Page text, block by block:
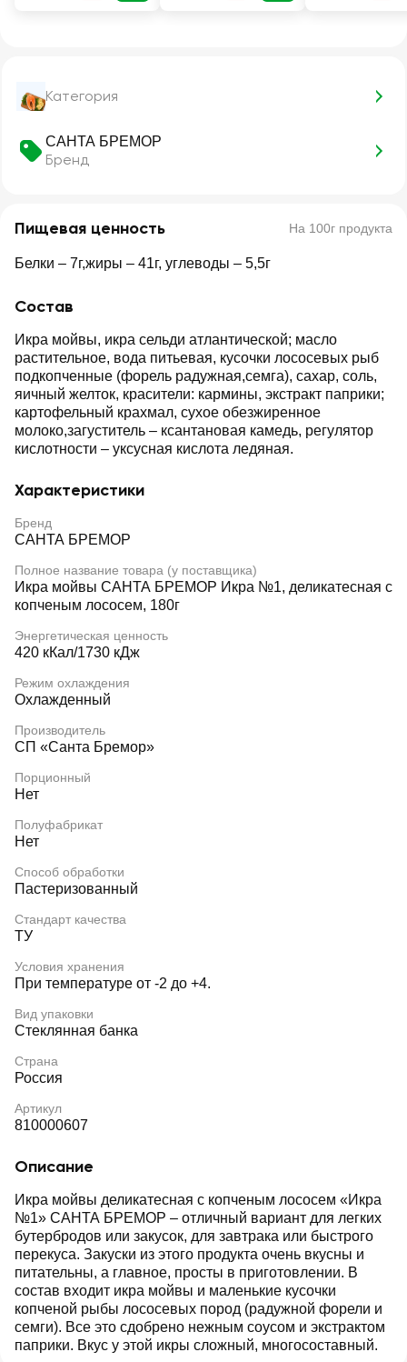
Категория
САНТА БРЕМОР
Бренд
Пищевая ценность На 100г продукта
Белки – 7г,жиры – 41г, углеводы – 5,5г
Состав
Икра мойвы, икра сельди атлантической; масло
растительное, вода питьевая, кусочки лососевых рыб
подкопченные (форель радужная,семга), сахар, соль,
яичный желток, красители: кармины, экстракт паприки;
картофельный крахмал, сухое обезжиренное
молоко,загуститель – ксантановая камедь, регулятор
кислотности – уксусная кислота ледяная.
Характеристики
Бренд
САНТА БРЕМОР
Полное название товара (у поставщика)
Икра мойвы САНТА БРЕМОР Икра №1, деликатесная с
копченым лососем, 180г
Энергетическая ценность
420 кКал/1730 кДж
Режим охлаждения
Охлажденный
Производитель
СП «Санта Бремор»
Порционный
Нет
Полуфабрикат
Нет
Способ обработки
Пастеризованный
Стандарт качества
ТУ
Условия хранения
При температуре от -2 до +4.
Вид упаковки
Стеклянная банка
Страна
Россия
Артикул
810000607
Описание
Икра мойвы деликатесная с копченым лососем «Икра
№1» САНТА БРЕМОР – отличный вариант для легких
бутербродов или закусок, для завтрака или быстрого
перекуса. Закуски из этого продукта очень вкусны и
питательны, а главное, просты в приготовлении. В
состав входит икра мойвы и маленькие кусочки
копченой рыбы лососевых пород (радужной форели и
семги). Все это сдобрено нежным соусом и экстрактом
паприки. Вкус у этой икры сложный, многосоставный.